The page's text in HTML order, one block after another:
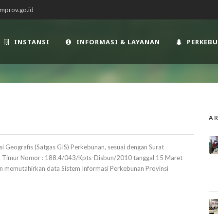
INSTANSI INFORMASI & LAYANAN
(Satgas GIS) Perkebunan, sesuai dengan Surat
Timur Nomor : 188.4/043/Kpts-Disbun/2010 tanggal 15 Maret
memutahirkan data Sistem Informasi Perkebunan Provinsi